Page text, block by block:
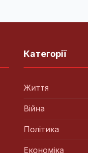
Категорії
Життя
Війна
Політика
Економіка